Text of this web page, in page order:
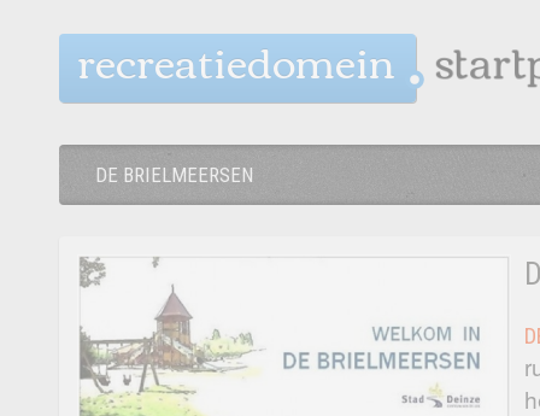
recreatiedomein
DE BRIELMEERSEN